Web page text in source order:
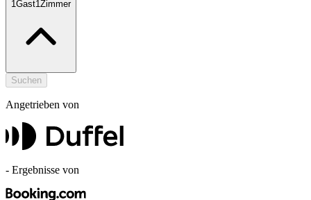
1 Gast1 Zimmer
Suchen
Angetrieben von
- Ergebnisse von